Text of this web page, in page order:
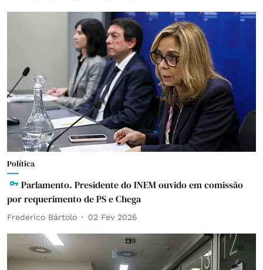
Política
Parlamento. Presidente do INEM ouvido em comissão
por requerimento de PS e Chega
Frederico Bártolo 02 Fev 2026